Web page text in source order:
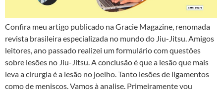
Confira meu artigo publicado na Gracie Magazine, renomada
revista brasileira especializada no mundo do Jiu-Jitsu. Amigos
leitores, ano passado realizei um formulário com questões
sobre lesões no Jiu-Jitsu. A conclusão é que a lesão que mais
leva a cirurgia é a lesão no joelho. Tanto lesões de ligamentos
como de meniscos. Vamos à analise. Primeiramente vou